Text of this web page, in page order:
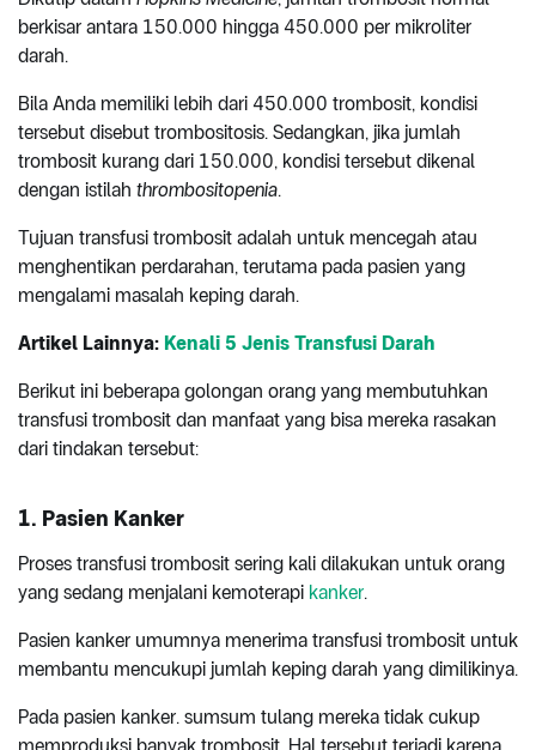
berkisar antara 150.000 hingga 450.000 per mikroliter
darah.
Bila Anda memiliki lebih dari 450.000 trombosit, kondisi
tersebut disebut trombositosis. Sedangkan, jika jumlah
trombosit kurang dari 150.000, kondisi tersebut dikenal
dengan istilah thrombositopenia.
Tujuan transfusi trombosit adalah untuk mencegah atau
menghentikan perdarahan, terutama pada pasien yang
mengalami masalah keping darah.
Artikel Lainnya: Kenali 5 Jenis Transfusi Darah
Berikut ini beberapa golongan orang yang membutuhkan
transfusi trombosit dan manfaat yang bisa mereka rasakan
dari tindakan tersebut:
1. Pasien Kanker
Proses transfusi trombosit sering kali dilakukan untuk orang
yang sedang menjalani kemoterapi kanker.
Pasien kanker umumnya menerima transfusi trombosit untuk
membantu mencukupi jumlah keping darah yang dimilikinya.
Pada pasien kanker. sumsum tulang mereka tidak cukup
memproduksi banyak trombosit. Hal tersebut terjadi karena